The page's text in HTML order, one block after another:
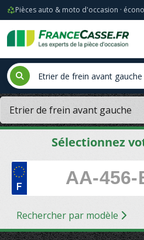
Pièces auto & moto d'occasion ·
Sélectionnez
Rechercher par modèle